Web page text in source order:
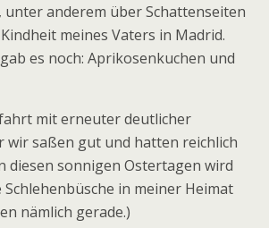
unter anderem über Schattenseiten
meines Vaters in Madrid.
es noch: Aprikosenkuchen und
mit erneuter deutlicher
wir saßen gut und hatten reichlich
diesen sonnigen Ostertagen wird
in meiner Heimat
nämlich gerade.)